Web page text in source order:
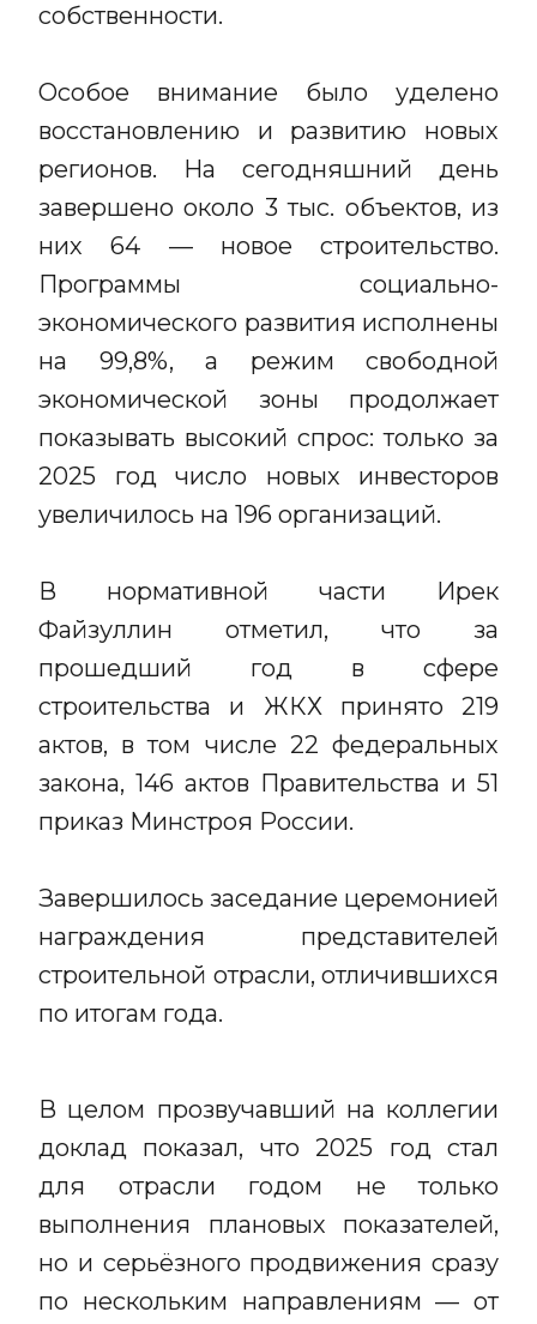
собственности.
Особое внимание было уделено
восстановлению и развитию новых
регионов. На сегодняшний день
завершено около 3 тыс. объектов, из
них 64 — новое строительство.
Программы социально-
экономического развития исполнены
на 99,8%, а режим свободной
экономической зоны продолжает
показывать высокий спрос: только за
2025 год число новых инвесторов
увеличилось на 196 организаций.
В нормативной части Ирек
Файзуллин отметил, что за
прошедший год в сфере
строительства и ЖКХ принято 219
актов, в том числе 22 федеральных
закона, 146 актов Правительства и 51
приказ Минстроя России.
Завершилось заседание церемонией
награждения представителей
строительной отрасли, отличившихся
по итогам года.
В целом прозвучавший на коллегии
доклад показал, что 2025 год стал
для отрасли годом не только
выполнения плановых показателей,
но и серьёзного продвижения сразу
по нескольким направлениям — от